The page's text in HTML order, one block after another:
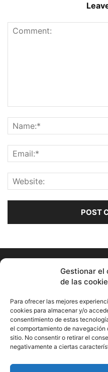
Gestionar el
de las
Para ofrecer las mejores
cookies para almacenar y/o
consentimiento de estas
el comportamiento de
sitio. No consentir o retirar el
negativamente a ciertas
Información Cultural de
Contact us: